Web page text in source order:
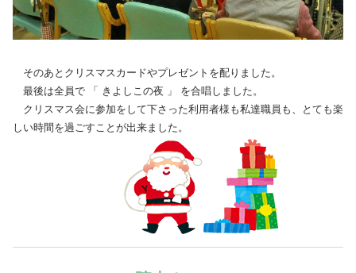
そのあとクリスマスカードやプレゼントを配りました。
最後は全員で 「 きよしこの夜 」 を合唱しました。
クリスマス会に参加をして下さった利用者様も私達職員も、とても楽
しい時間を過ごすことが出来ました。